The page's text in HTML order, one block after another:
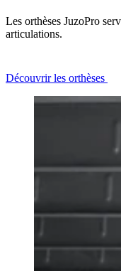
Les orthèses JuzoPro
articulations.
Découvrir les orthèses